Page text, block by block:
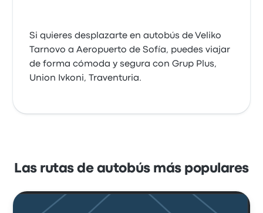
Si quieres desplazarte en autobús de Veliko
Tarnovo a Aeropuerto de Sofía, puedes viajar
de forma cómoda y segura con Grup Plus,
Union Ivkoni, Traventuria.
Las rutas de autobús más populares